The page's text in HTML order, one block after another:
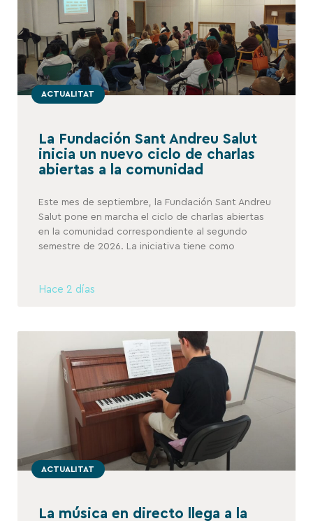
ACTUALITAT
La Fundación Sant Andreu Salut
inicia un nuevo ciclo de charlas
abiertas a la comunidad
Este mes de septiembre, la Fundación Sant Andreu
Salut pone en marcha el ciclo de charlas abiertas
en la comunidad correspondiente al segundo
semestre de 2026. La iniciativa tiene como
Hace 2 días
ACTUALITAT
La música en directo llega a la